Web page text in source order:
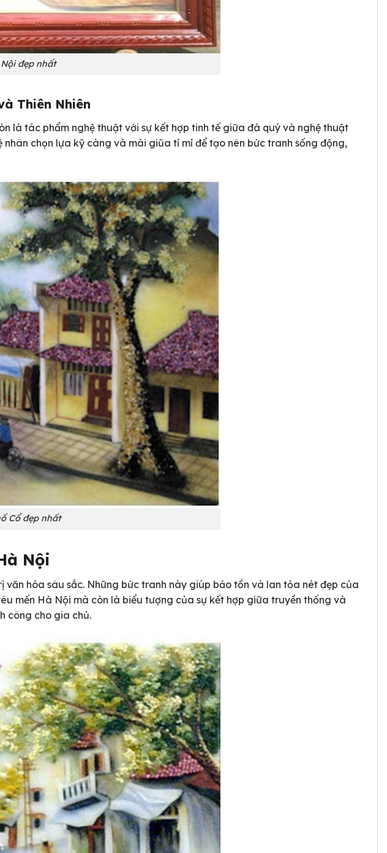
đẹp nhất
Thiên Nhiên
là tác phẩm nghệ thuật với sự kết hợp tinh tế giữa đá quý và nghệ thuật
chọn lựa kỹ càng và mài giũa tỉ mỉ để tạo nên bức tranh sống động,
Cổ đẹp nhất
Nội
hóa sâu sắc. Những bức tranh này giúp bảo tồn và lan tỏa nét đẹp của
mến Hà Nội mà còn là biểu tượng của sự kết hợp giữa truyền thống và
công cho gia chủ.